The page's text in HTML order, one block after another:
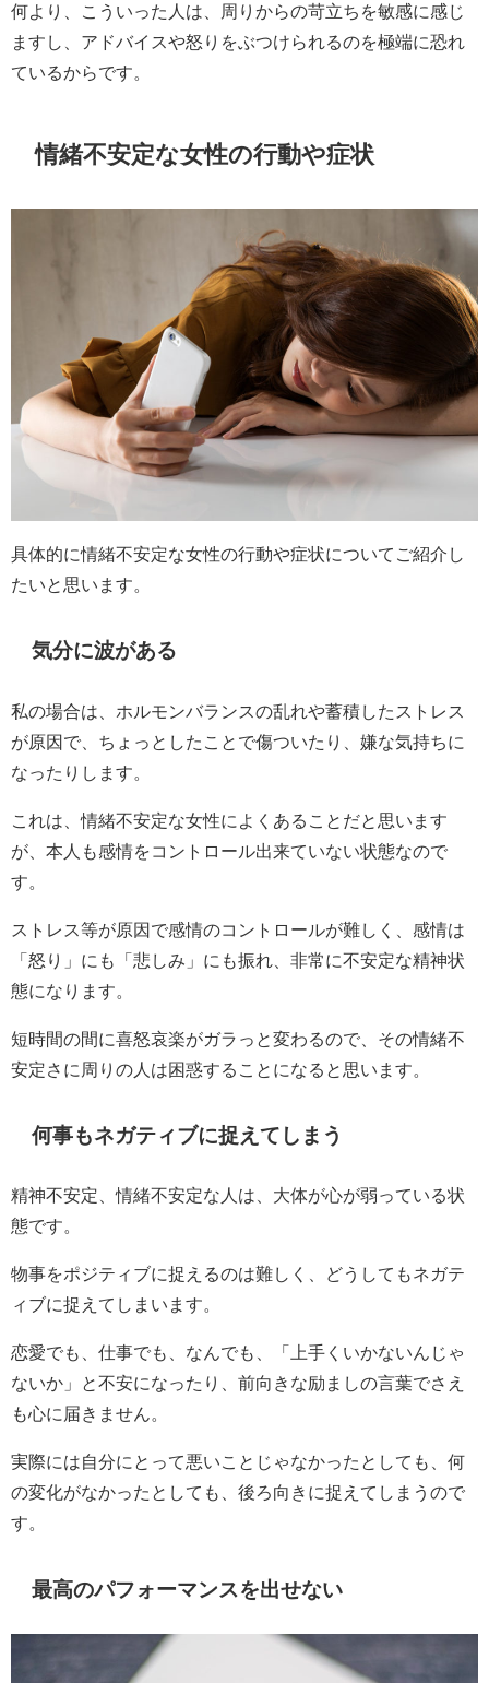
何より、こういった人は、周りからの苛立ちを敏感に感じ
ますし、アドバイスや怒りをぶつけられるのを極端に恐れ
ているからです。
情緒不安定な女性の行動や症状
具体的に情緒不安定な女性の行動や症状についてご紹介し
たいと思います。
気分に波がある
私の場合は、ホルモンバランスの乱れや蓄積したストレス
が原因で、ちょっとしたことで傷ついたり、嫌な気持ちに
なったりします。
これは、情緒不安定な女性によくあることだと思います
が、本人も感情をコントロール出来ていない状態なので
す。
ストレス等が原因で感情のコントロールが難しく、感情は
「怒り」にも「悲しみ」にも振れ、非常に不安定な精神状
態になります。
短時間の間に喜怒哀楽がガラっと変わるので、その情緒不
安定さに周りの人は困惑することになると思います。
何事もネガティブに捉えてしまう
精神不安定、情緒不安定な人は、大体が心が弱っている状
態です。
物事をポジティブに捉えるのは難しく、どうしてもネガテ
ィブに捉えてしまいます。
恋愛でも、仕事でも、なんでも、「上手くいかないんじゃ
ないか」と不安になったり、前向きな励ましの言葉でさえ
も心に届きません。
実際には自分にとって悪いことじゃなかったとしても、何
の変化がなかったとしても、後ろ向きに捉えてしまうので
す。
最高のパフォーマンスを出せない